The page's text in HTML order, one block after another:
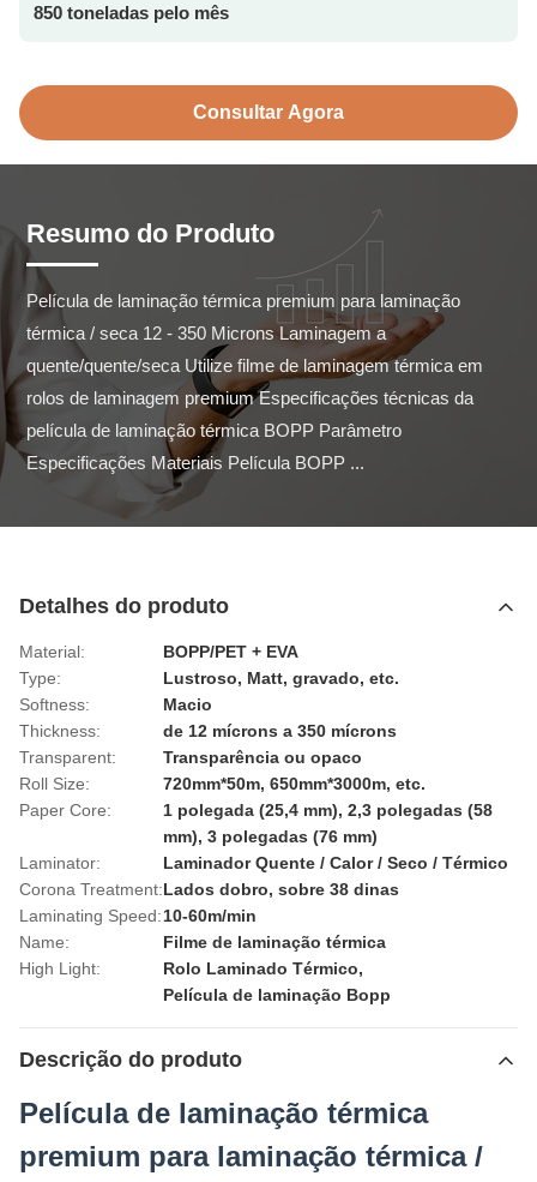
850 toneladas pelo mês
Consultar Agora
Resumo do Produto
Película de laminação térmica premium para laminação
térmica / seca 12 - 350 Microns Laminagem a
quente/quente/seca Utilize filme de laminagem térmica em
rolos de laminagem premium Especificações técnicas da
película de laminação térmica BOPP Parâmetro
Especificações Materiais Película BOPP ...
Detalhes do produto
Material:
BOPP/PET + EVA
Type:
Lustroso, Matt, gravado, etc.
Softness:
Macio
Thickness:
de 12 mícrons a 350 mícrons
Transparent:
Transparência ou opaco
Roll Size:
720mm*50m, 650mm*3000m, etc.
Paper Core:
1 polegada (25,4 mm), 2,3 polegadas (58
mm), 3 polegadas (76 mm)
Laminator:
Laminador Quente / Calor / Seco / Térmico
Corona Treatment:Lados dobro, sobre 38 dinas
Laminating Speed:10-60m/min
Name:
Filme de laminação térmica
High Light:
Rolo Laminado Térmico,
Película de laminação Bopp
Descrição do produto
Película de laminação térmica
premium para laminação térmica /